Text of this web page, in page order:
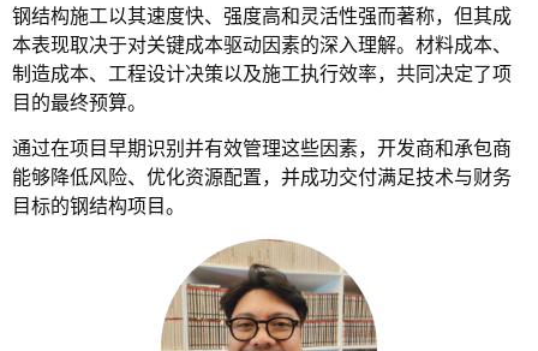
钢结构施工以其速度快、强度高和灵活性强而著称，但其成
本表现取决于对关键成本驱动因素的深入理解。材料成本、
制造成本、工程设计决策以及施工执行效率，共同决定了项
目的最终预算。
通过在项目早期识别并有效管理这些因素，开发商和承包商
能够降低风险、优化资源配置，并成功交付满足技术与财务
目标的钢结构项目。